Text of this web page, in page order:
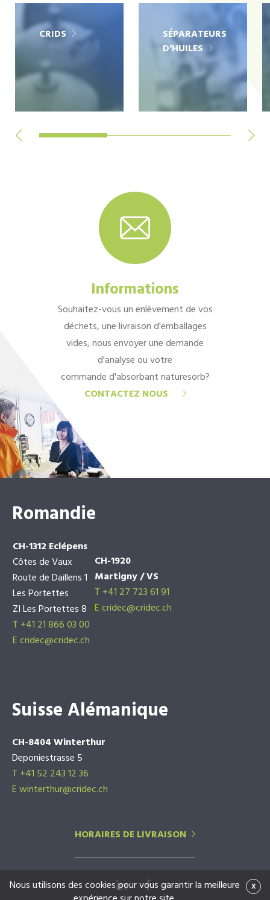
CRIDS
SÉPARATEURS
D'HUILES
Informations
Souhaitez-vous un enlèvement de vos
déchets, une livraison d'emballages
vides, nous envoyer une demande
d'analyse ou votre
commande d'absorbant naturesorb?
CONTACTEZ NOUS
Romandie
CH-1312 Eclépens
Côtes de Vaux
Route de Daillens 1
Les Portettes
ZI Les Portettes 8
T +41 21 866 03 00
Ecridec@cridec.ch
CH-1920
Martigny / VS
T +41 27 723 61 91
Ecridec@cridec.ch
Suisse Alémanique
CH-8404 Winterthur
Deponiestrasse 5
T +41 52 243 12 36
E winterthur@cridec.ch
HORAIRES DE LIVRAISON
x
Nous utilisons des cookies pour vous garantir la meilleure